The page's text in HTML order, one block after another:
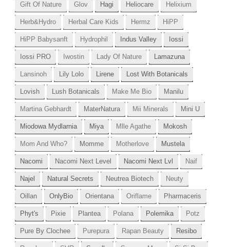
Gift Of Nature Glov Hagi Heliocare Helixium
Herb&Hydro Herbal Care Kids Hermz HiPP
HiPP Babysanft Hydrophil Indus Valley Iossi
Iossi PRO Iwostin Lady Of Nature Lamazuna
Lansinoh Lily Lolo Lirene Lost With Botanicals
Lovish Lush Botanicals Make Me Bio Manilu
Martina Gebhardt MaterNatura Mii Minerals Mini U
Miodowa Mydlarnia Miya Mlle Agathe Mokosh
Mom And Who? Momme Motherlove Mustela
Nacomi Nacomi Next Level Nacomi Next Lvl Naif
Najel Natural Secrets Neutrea Biotech Neuty
Oillan OnlyBio Orientana Oriflame Pharmaceris
Phyt's Pixie Plantea Polana Polemika Potz
Pure By Clochee Purepura Rapan Beauty Resibo